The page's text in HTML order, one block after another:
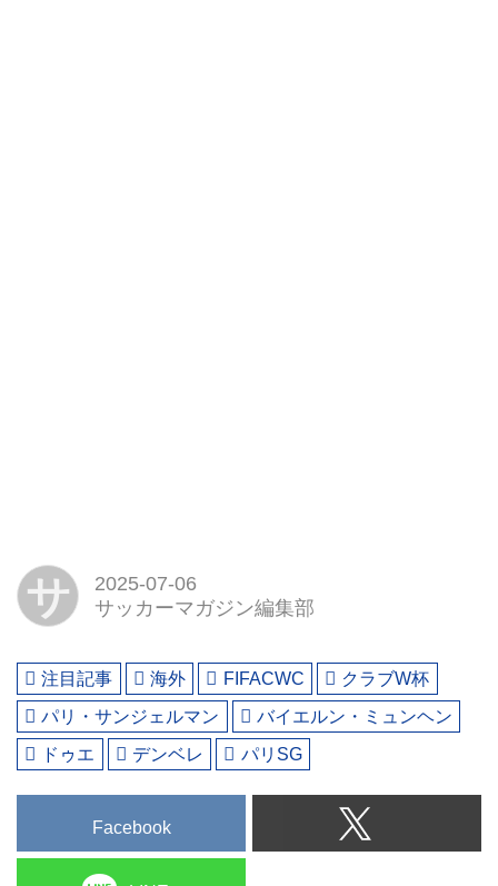
サ
2025-07-06
サッカーマガジン編集部
注目記事 海外 FIFACWC
クラブW杯
パリ・サンジェルマン
バイエルン・ミュンヘン
ドゥエ
デンベレ パリSG
Facebook